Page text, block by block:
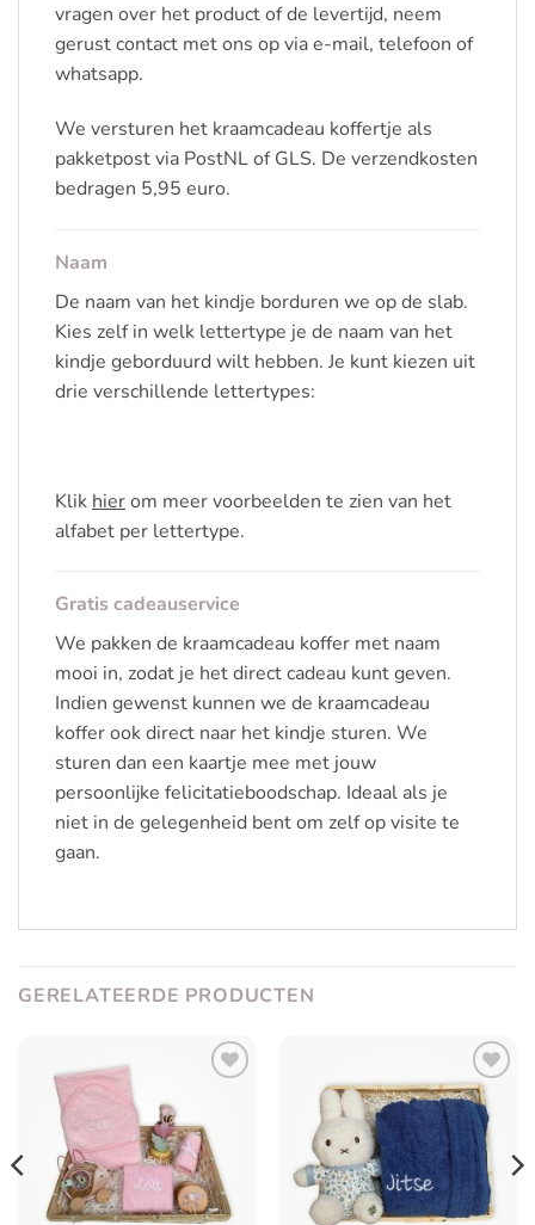
vragen over het product of de levertijd, neem
gerust contact met ons op via e-mail, telefoon of
whatsapp.
We versturen het kraamcadeau koffertje als
pakketpost via PostNL of GLS. De verzendkosten
bedragen 5,95 euro.
Naam
De naam van het kindje borduren we op de slab.
Kies zelf in welk lettertype je de naam van het
kindje geborduurd wilt hebben. Je kunt kiezen uit
drie verschillende lettertypes:
Klik hierom meer voorbeelden te zien van het
alfabet per lettertype.
Gratis cadeauservice
We pakken de kraamcadeau koffer met naam
mooi in, zodat je het direct cadeau kunt geven.
Indien gewenst kunnen we de kraamcadeau
koffer ook direct naar het kindje sturen. We
sturen dan een kaartje mee met jouw
persoonlijke felicitatieboodschap. Ideaal als je
niet in de gelegenheid bent om zelf op visite te
gaan.
GERELATEERDE PRODUCTEN
verlanglijst
Toevoegen
aan
verlanglijst